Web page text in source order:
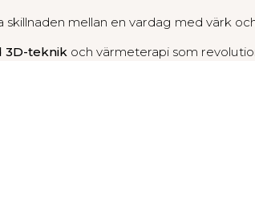
mellan en vardag med värk
3D-teknik och värmeterapi som